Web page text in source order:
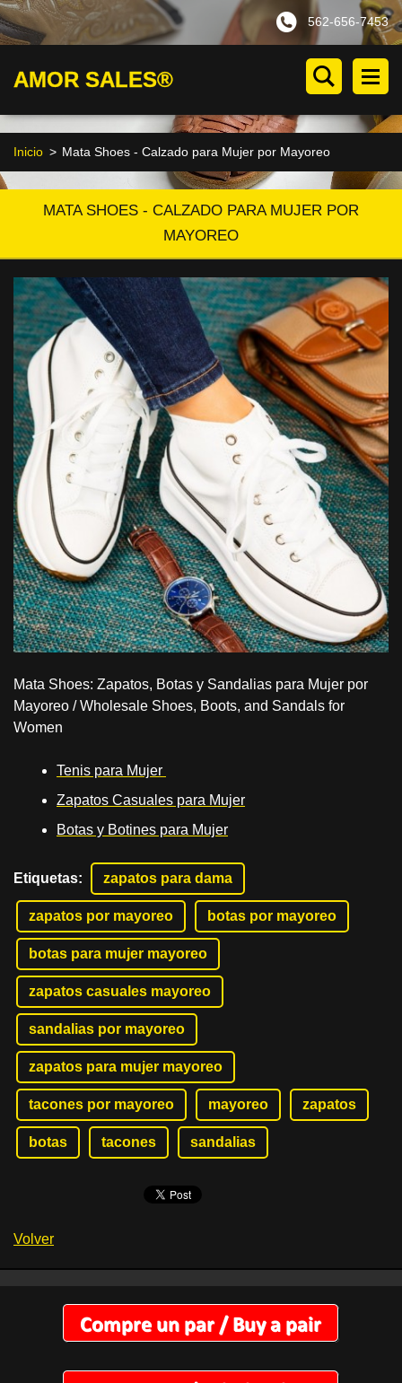
562-656-7453
AMOR SALES®
Inicio > Mata Shoes - Calzado para Mujer por Mayoreo
MATA SHOES - CALZADO PARA MUJER POR
MAYOREO
Mata Shoes: Zapatos, Botas y Sandalias para Mujer por
Mayoreo / Wholesale Shoes, Boots, and Sandals for
Women
Tenis para Mujer
Zapatos Casuales para Mujer
Botas y Botines para Mujer
Etiquetas: zapatos para dama
zapatos por mayoreo botas por mayoreo
botas para mujer mayoreo
zapatos casuales mayoreo
sandalias por mayoreo
zapatos para mujer mayoreo
tacones por mayoreo mayoreo zapatos
botas tacones sandalias
Volver